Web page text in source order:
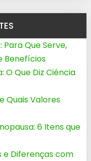
Que Serve,
Benefícios
O Que Diz Ciência
Quais Valores
6 Itens que
e Diferenças com